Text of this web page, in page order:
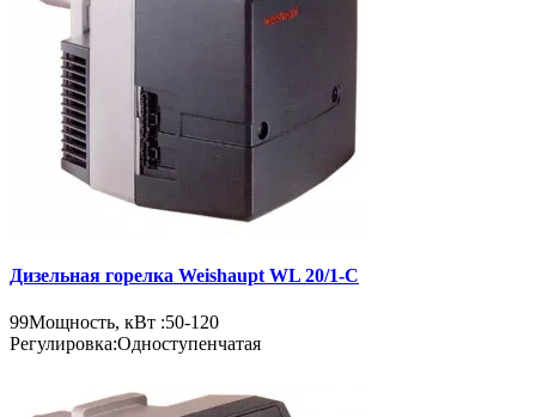
Дизельная горелка Weishaupt WL 20/1-C
99Мощность, кВт :50-120
Регулировка:Одноступенчатая